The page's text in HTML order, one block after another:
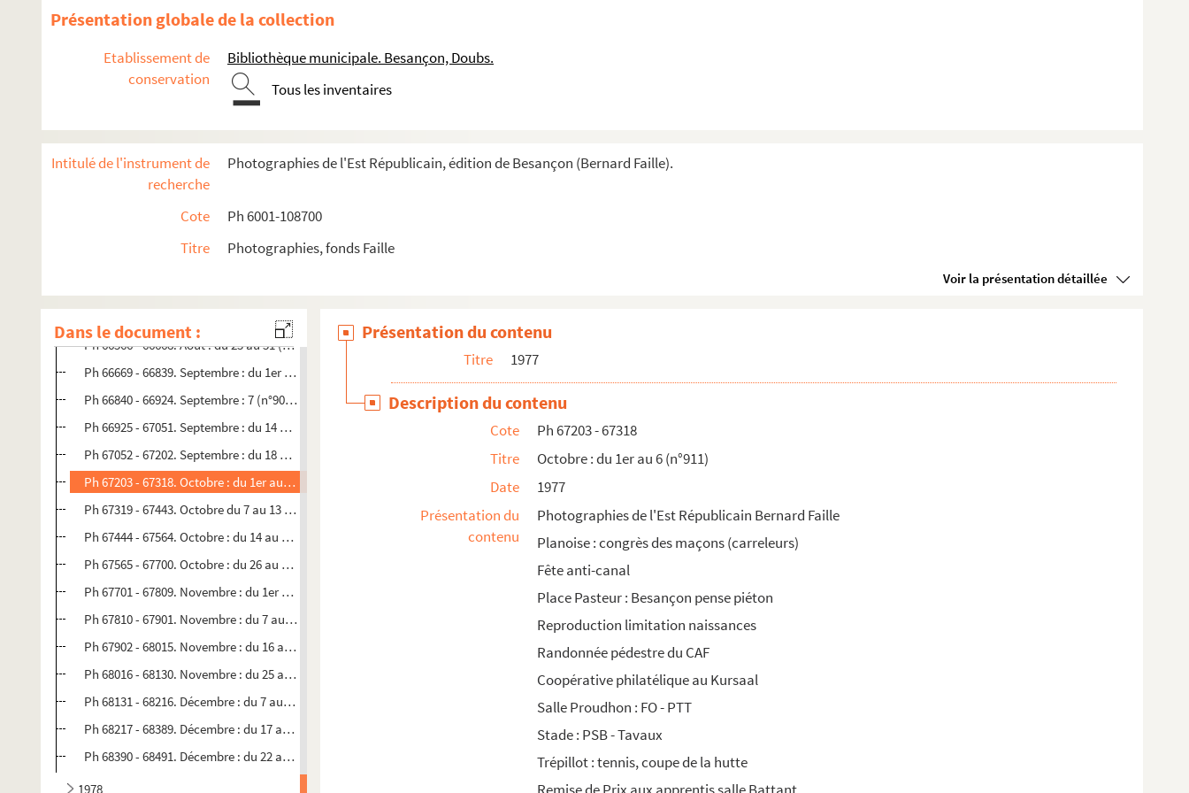
Présentation globale de la collection
Etablissement de
conservation
Bibliothèque municipale. Besançon, Doubs.
Tous les inventaires
Intitulé de l'instrument de
recherche
Photographies de l'Est Républicain, édition de Besançon (Bernard Faille).
Cote
Ph 6001-108700
Titre
Photographies, fonds Faille
Voir la présentation détaillée
Dans le document :
Ph 65034 - 65124. Avril : du 20 au 24 (n°895)
Ph 65264 - 65401. Mai : du 2 au 11 (n°897)
Ph 65402 - 65583. Mai : du 12 au 20 (n°898)
Ph 65832 - 65919. Juin : du 1er au 10 (n°901)
Ph 65920 - 66074. Juin : du 11 au 19 (n°902)
Ph 66454 - 66565. Août : du 16 au 22 (n°906)
Ph 66566 - 66668. Août : du 23 au 31 (n°907)
Ph 66669 - 66839. Septembre : du 1er au 13 (n°908)
Ph 66840 - 66924. Septembre : 7 (n°908-bis)
Ph 66925 - 67051. Septembre : du 14 au 17 (n°909)
Ph 67052 - 67202. Septembre : du 18 au 30 (n°910)
Ph 67203 - 67318. Octobre : du 1er au 6 (n°911)
Ph 67319 - 67443. Octobre du 7 au 13 (n°912)
Ph 67444 - 67564. Octobre : du 14 au 25 (n°913)
Ph 67565 - 67700. Octobre : du 26 au 31 (n°914)
Ph 67701 - 67809. Novembre : du 1er au 6 (n°915)
Ph 67810 - 67901. Novembre : du 7 au 15 (n°916)
Ph 67902 - 68015. Novembre : du 16 au 24 (n°917)
Ph 68016 - 68130. Novembre : du 25 au 6 décembre (n°918)
Ph 68131 - 68216. Décembre : du 7 au 16 (n°919)
Ph 68217 - 68389. Décembre : du 17 au 21 (n°920)
Ph 68390 - 68491. Décembre : du 22 au 31 (n°921)
1978
Présentation du contenu
Titre 1977
Description du contenu
Cote
Ph 67203 - 67318
Titre
Octobre : du 1er au 6 (n°911)
Date
1977
Présentation du
contenu
Photographies de l'Est Républicain Bernard Faille
Planoise : congrès des maçons (carreleurs)
Fête anti-canal
Place Pasteur : Besançon pense piéton
Reproduction limitation naissances
Randonnée pédestre du CAF
Coopérative philatélique au Kursaal
Salle Proudhon : FO - PTT
Stade : PSB - Tavaux
Trépillot : tennis, coupe de la hutte